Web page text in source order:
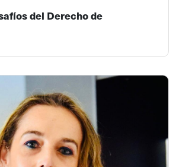
del Derecho de